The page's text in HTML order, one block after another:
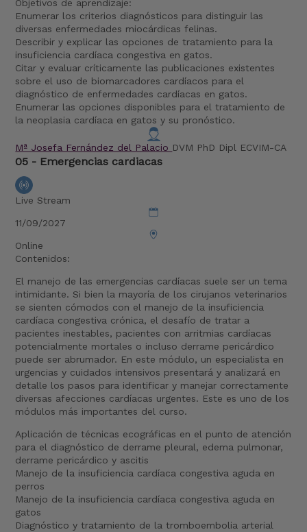
Objetivos de aprendizaje:
Enumerar los criterios diagnósticos para distinguir las
diversas enfermedades miocárdicas felinas.
Describir y explicar las opciones de tratamiento para la
insuficiencia cardíaca congestiva en gatos.
Citar y evaluar críticamente las publicaciones existentes
sobre el uso de biomarcadores cardíacos para el
diagnóstico de enfermedades cardíacas en gatos.
Enumerar las opciones disponibles para el tratamiento de
la neoplasia cardíaca en gatos y su pronóstico.
Mª Josefa Fernández del Palacio DVM PhD Dipl ECVIM-CA
05 - Emergencias cardiacas
Live Stream
11/09/2027
Online
Contenidos:
El manejo de las emergencias cardíacas suele ser un tema
intimidante. Si bien la mayoría de los cirujanos veterinarios
se sienten cómodos con el manejo de la insuficiencia
cardíaca congestiva crónica, el desafío de tratar a
pacientes inestables, pacientes con arritmias cardíacas
potencialmente mortales o incluso derrame pericárdico
puede ser abrumador. En este módulo, un especialista en
urgencias y cuidados intensivos presentará y analizará en
detalle los pasos para identificar y manejar correctamente
diversas afecciones cardíacas urgentes. Este es uno de los
módulos más importantes del curso.
Aplicación de técnicas ecográficas en el punto de atención
para el diagnóstico de derrame pleural, edema pulmonar,
derrame pericárdico y ascitis
Manejo de la insuficiencia cardíaca congestiva aguda en
perros
Manejo de la insuficiencia cardíaca congestiva aguda en
gatos
Diagnóstico y tratamiento de la tromboembolia arterial